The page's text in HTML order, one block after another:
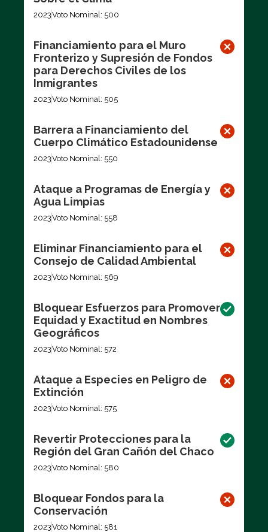
2023Voto Nominal: 500
Financiamiento para el Muro
Fronterizo y Supresión de Fondos
para Derechos Civiles de los
Inmigrantes
2023Voto Nominal: 505
Barrera a Financiamiento del
Cuerpo Climático Estadounidense
2023Voto Nominal: 550
Ataque a Programas de Energía y
Agua Limpias
2023Voto Nominal: 558
Eliminar Financiamiento para el
Consejo de Calidad Ambiental
2023Voto Nominal: 569
Bloquear Esfuerzos para Promover
Equidad y Exactitud en Nombres
Geográficos
2023Voto Nominal: 572
Ataque a Especies en Peligro de
Extinción
2023Voto Nominal: 575
Revertir Protecciones para la
Región del Gran Cañón del Chaco
2023Voto Nominal: 580
Bloquear Fondos para la
Conservación
2023Voto Nominal: 581